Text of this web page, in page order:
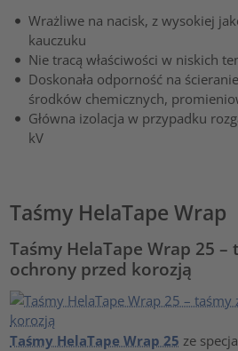
Wrażliwe na nacisk, z wysokiej
kauczuku
Nie tracą właściwości w niskich
Doskonała odporność na
środków chemicznych,
Główna izolacja w przypadku
kV
Taśmy HelaTape Wrap
Taśmy HelaTape Wrap 25 –
ochrony przed korozją
Taśmy HelaTape Wrap 25 ze